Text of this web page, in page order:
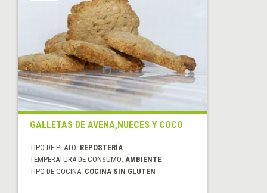
GALLETAS DE AVENA,NUECES Y COCO
TIPO DE PLATO: REPOSTERÍA
TEMPERATURA DE CONSUMO: AMBIENTE
TIPO DE COCINA: COCINA SIN GLUTEN